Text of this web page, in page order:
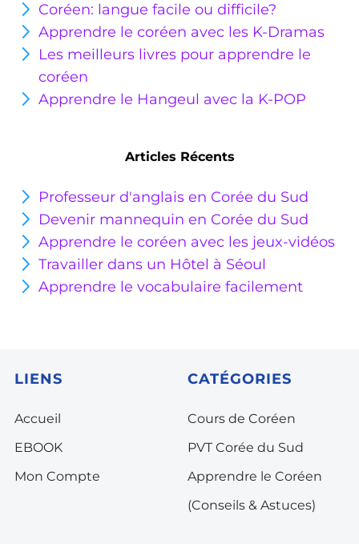
Coréen: langue facile ou difficile?
Apprendre le coréen avec les K-Dramas
Les meilleurs livres pour apprendre le
coréen
Apprendre le Hangeul avec la K-POP
Articles Récents
Professeur d'anglais en Corée du Sud
Devenir mannequin en Corée du Sud
Apprendre le coréen avec les jeux-vidéos
Travailler dans un Hôtel à Séoul
Apprendre le vocabulaire facilement
LIENS
Accueil
EBOOK
Mon Compte
CATÉGORIES
Cours de Coréen
PVT Corée du Sud
Apprendre le Coréen
(Conseils & Astuces)